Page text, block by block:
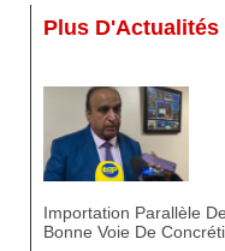
Plus D'Actualités
Importation Parallèle
Bonne Voie De